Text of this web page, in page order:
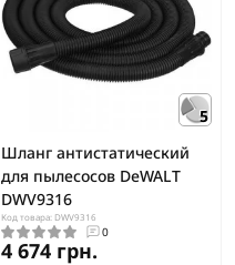
5
Шланг антистатический
для пылесосов DeWALT
DWV9316
Код товара: DWV9316
0
4 674 грн.